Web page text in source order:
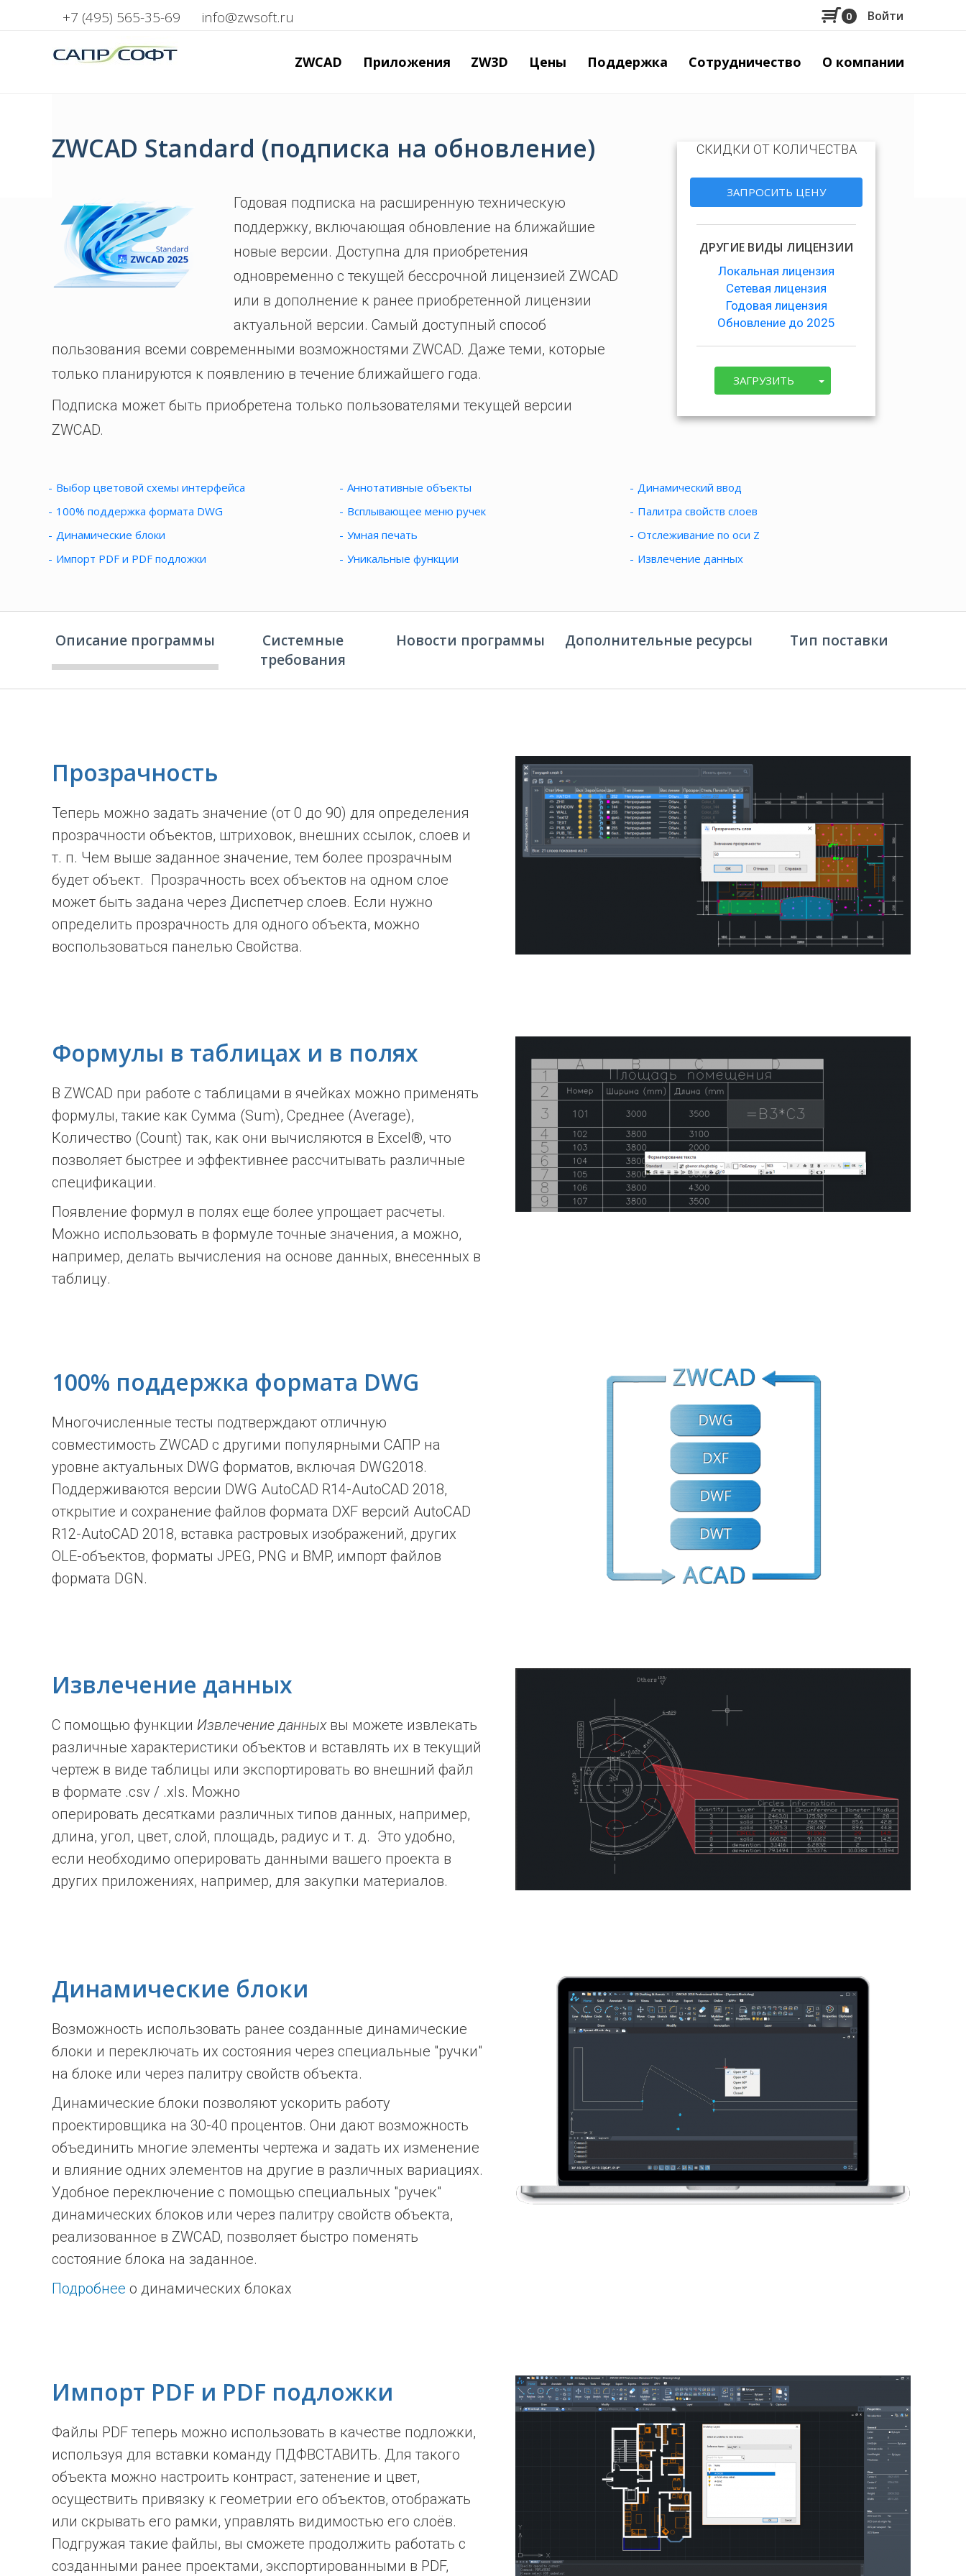
содержанию
+7 (495) 565-35-69 info@zwsoft.ru 0
учётной
Войти
ZWCAD Приложения ZW3D Цены Поддержка Сотрудничество О компании
ZWCAD Standard (подписка на обновление)
Годовая подписка на расширенную техническую
поддержку, включающая обновление на ближайшие
новые версии. Доступна для приобретения
одновременно с текущей бессрочной лицензией ZWCAD
или в дополнение к ранее приобретенной лицензии
актуальной версии. Самый доступный способ
пользования всеми современными возможностями ZWCAD. Даже теми, которые
только планируются к появлению в течение ближайшего года.
Подписка может быть приобретена только пользователями текущей версии
ZWCAD.
СКИДКИ ОТ КОЛИЧЕСТВА
ЗАПРОСИТЬ ЦЕНУ
ДРУГИЕ ВИДЫ ЛИЦЕНЗИИ
Локальная лицензия
Сетевая лицензия
Годовая лицензия
Обновление до 2025
ЗАГРУЗИТЬ
Выбор цветовой схемы интерфейса
100% поддержка формата DWG
Динамические блоки
Импорт PDF и PDF подложки
Аннотативные объекты
Всплывающее меню ручек
Умная печать
Уникальные функции
Динамический ввод
Палитра свойств слоев
Отслеживание по оси Z
Извлечение данных
Описание программы
Системные
требования
Новости программы Дополнительные ресурсы Тип поставки
Прозрачность
Теперь можно задать значение (от 0 до 90) для определения
прозрачности объектов, штриховок, внешних ссылок, слоев и
т. п. Чем выше заданное значение, тем более прозрачным
будет объект. Прозрачность всех объектов на одном слое
может быть задана через Диспетчер слоев. Если нужно
определить прозрачность для одного объекта, можно
воспользоваться панелью Свойства.
Формулы в таблицах и в полях
В ZWCAD при работе с таблицами в ячейках можно применять
формулы, такие как Сумма (Sum), Среднее (Average),
Количество (Count) так, как они вычисляются в Excel®, что
позволяет быстрее и эффективнее рассчитывать различные
спецификации.
Появление формул в полях еще более упрощает расчеты.
Можно использовать в формуле точные значения, а можно,
например, делать вычисления на основе данных, внесенных в
таблицу.
100% поддержка формата DWG
Многочисленные тесты подтверждают отличную
совместимость ZWCAD с другими популярными САПР на
уровне актуальных DWG форматов, включая DWG2018.
Поддерживаются версии DWG AutoCAD R14-AutoCAD 2018,
открытие и сохранение файлов формата DXF версий AutoCAD
R12-AutoCAD 2018, вставка растровых изображений, других
OLE-объектов, форматы JPEG, PNG и BMP, импорт файлов
формата DGN.
Извлечение данных
С помощью функции Извлечение данныхвы можете извлекать
различные характеристики объектов и вставлять их в текущий
чертеж в виде таблицы или экспортировать во внешний файл
в формате .csv / .xls. Можно
оперировать десятками различных типов данных, например,
длина, угол, цвет, слой, площадь, радиус и т. д. Это удобно,
если необходимо оперировать данными вашего проекта в
других приложениях, например, для закупки материалов.
Динамические блоки
Возможность использовать ранее созданные динамические
блоки и переключать их состояния через специальные "ручки"
на блоке или через палитру свойств объекта.
Динамические блоки позволяют ускорить работу
проектировщика на 30-40 процентов. Они дают возможность
объединить многие элементы чертежа и задать их изменение
и влияние одних элементов на другие в различных вариациях.
Удобное переключение с помощью специальных "ручек"
динамических блоков или через палитру свойств объекта,
реализованное в ZWCAD, позволяет быстро поменять
состояние блока на заданное.
Подробнее о динамических блоках
Импорт PDF и PDF подложки
Файлы PDF теперь можно использовать в качестве подложки,
используя для вставки команду ПДФВСТАВИТЬ. Для такого
объекта можно настроить контраст, затенение и цвет,
осуществить привязку к геометрии его объектов, отображать
или скрывать его рамки, управлять видимостью его слоёв.
Подгружая такие файлы, вы сможете продолжить работать с
созданными ранее проектами, экспортированными в PDF,